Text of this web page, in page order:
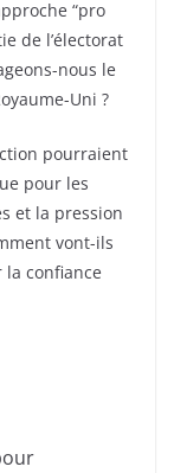
“pro
de l’électorat
nous le
Uni ?
pourraient
pour les
et la pression
vont-ils
confiance